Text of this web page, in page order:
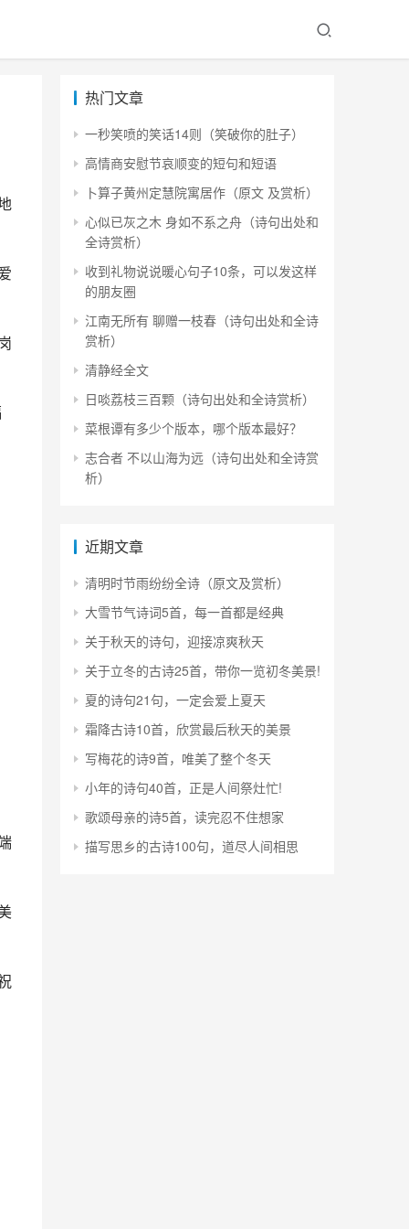
热门文章
一秒笑喷的笑话14则（笑破你的肚子）
高情商安慰节哀顺变的短句和短语
卜算子黄州定慧院寓居作（原文 及赏析）
心似已灰之木 身如不系之舟（诗句出处和
全诗赏析）
收到礼物说说暖心句子10条，可以发这样
的朋友圈
江南无所有 聊赠一枝春（诗句出处和全诗
赏析）
清静经全文
日啖荔枝三百颗（诗句出处和全诗赏析）
菜根谭有多少个版本，哪个版本最好？
志合者 不以山海为远（诗句出处和全诗赏
析）
近期文章
清明时节雨纷纷全诗（原文及赏析）
大雪节气诗词5首，每一首都是经典
关于秋天的诗句，迎接凉爽秋天
关于立冬的古诗25首，带你一览初冬美景!
夏的诗句21句，一定会爱上夏天
霜降古诗10首，欣赏最后秋天的美景
写梅花的诗9首，唯美了整个冬天
小年的诗句40首，正是人间祭灶忙!
歌颂母亲的诗5首，读完忍不住想家
描写思乡的古诗100句，道尽人间相思